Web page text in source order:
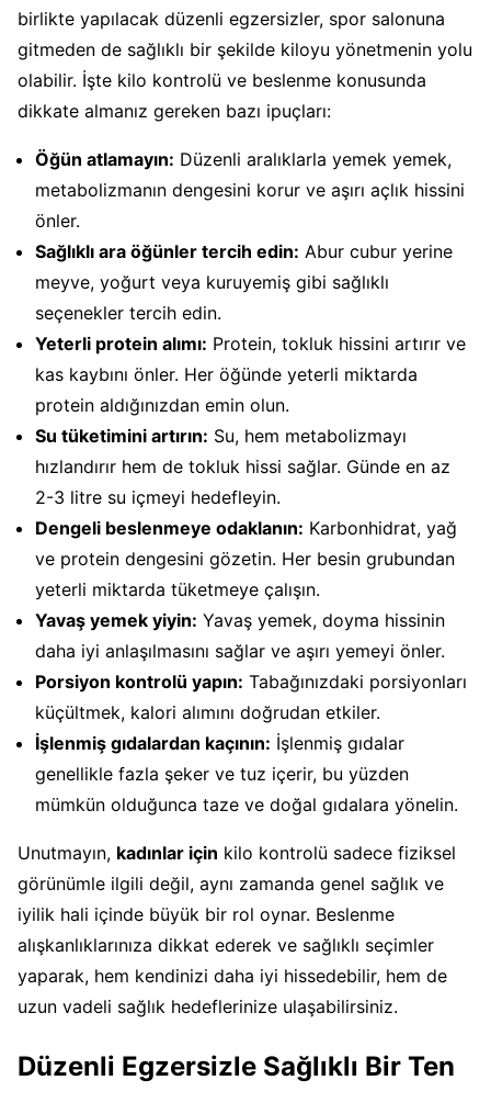
birlikte yapılacak düzenli egzersizler, spor salonuna
gitmeden de sağlıklı bir şekilde kiloyu yönetmenin yolu
olabilir. İşte kilo kontrolü ve beslenme konusunda
dikkate almanız gereken bazı ipuçları:
Öğün atlamayın: Düzenli aralıklarla yemek yemek,
metabolizmanın dengesini korur ve aşırı açlık hissini
önler.
Sağlıklı ara öğünler tercih edin: Abur cubur yerine
meyve, yoğurt veya kuruyemiş gibi sağlıklı
seçenekler tercih edin.
Yeterli protein alımı: Protein, tokluk hissini artırır ve
kas kaybını önler. Her öğünde yeterli miktarda
protein aldığınızdan emin olun.
Su tüketimini artırın: Su, hem metabolizmayı
hızlandırır hem de tokluk hissi sağlar. Günde en az
2-3 litre su içmeyi hedefleyin.
Dengeli beslenmeye odaklanın: Karbonhidrat, yağ
ve protein dengesini gözetin. Her besin grubundan
yeterli miktarda tüketmeye çalışın.
Yavaş yemek yiyin: Yavaş yemek, doyma hissinin
daha iyi anlaşılmasını sağlar ve aşırı yemeyi önler.
Porsiyon kontrolü yapın: Tabağınızdaki porsiyonları
küçültmek, kalori alımını doğrudan etkiler.
İşlenmiş gıdalardan kaçının: İşlenmiş gıdalar
genellikle fazla şeker ve tuz içerir, bu yüzden
mümkün olduğunca taze ve doğal gıdalara yönelin.
Unutmayın, kadınlar için kilo kontrolü sadece fiziksel
görünümle ilgili değil, aynı zamanda genel sağlık ve
iyilik hali içinde büyük bir rol oynar. Beslenme
alışkanlıklarınıza dikkat ederek ve sağlıklı seçimler
yaparak, hem kendinizi daha iyi hissedebilir, hem de
uzun vadeli sağlık hedeflerinize ulaşabilirsiniz.
Düzenli Egzersizle Sağlıklı Bir Ten